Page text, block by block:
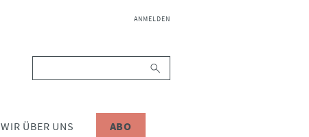
NAVIGATION
ANMELDEN
WIR ÜBER UNS ABO